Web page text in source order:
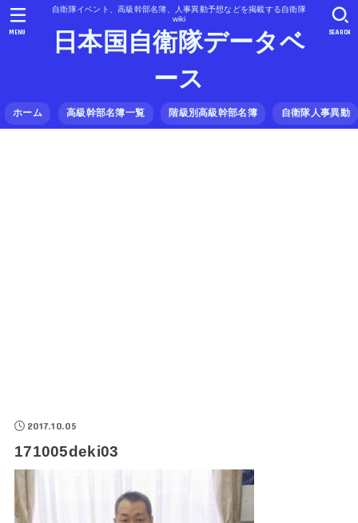
自衛隊イベント、高級幹部名簿、人事異動予想などを掲載する自衛隊
wiki
日本国自衛隊データベ
ース
ホーム 高級幹部名簿一覧 階級別高級幹部名簿 自衛隊人事異動
SEARCH
MENU
2017.10.05
171005deki03